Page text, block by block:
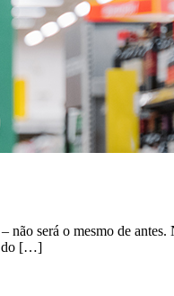
será o mesmo de
do […]